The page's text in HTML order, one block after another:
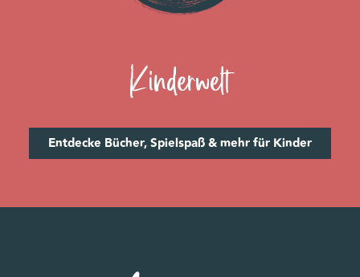
Kinderwelt
Entdecke Bücher, Spielspaß & mehr für Kinder